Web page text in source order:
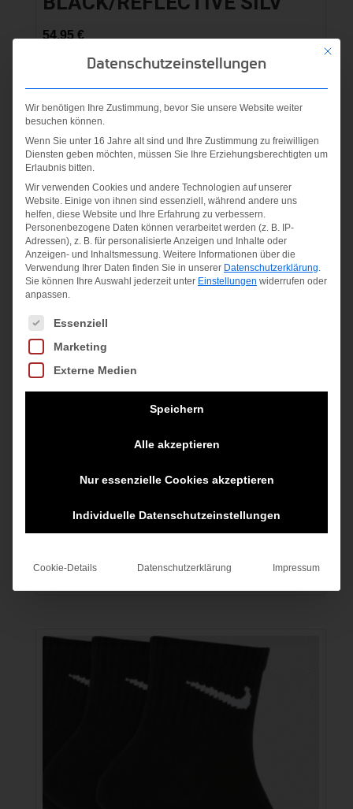
54,95 €
inkl. MwSt.
Angebot!
G NK DRY SHORT
BLACK/HTR/WHITE
25,00€Ursprünglicher
Preis
12,50€Aktueller
Preis
zzgl.Versandkosten
Mit
Datenschutzeinstellungen
Wir benötigen Ihre Zustimmung, bevor Sie unsere Website weiter
besuchen können.
Wenn Sie unter 16 Jahre alt sind und Ihre Zustimmung zu freiwilligen
Diensten geben möchten, müssen Sie Ihre Erziehungsberechtigten um
Erlaubnis bitten.
Wir verwenden Cookies und andere Technologien auf unserer
Website. Einige von ihnen sind essenziell, während andere uns
helfen, diese Website und Ihre Erfahrung zu verbessern.
Personenbezogene Daten können verarbeitet werden (z. B. IP-
Adressen), z. B. für personalisierte Anzeigen und Inhalte oder
Anzeigen- und Inhaltsmessung. Weitere Informationen über die
Verwendung Ihrer Daten finden Sie in unserer Datenschutzerklärung.
Sie können Ihre Auswahl jederzeit unter Einstellungen widerrufen oder
anpassen.
Es folgt eine Liste der Service-Gruppen, für die eine
Essenziell
Marketing
Externe Medien
Speichern
Alle akzeptieren
Nur essenzielle Cookies akzeptieren
Individuelle Datenschutzeinstellungen
Cookie-Details Datenschutzerklärung Impressum